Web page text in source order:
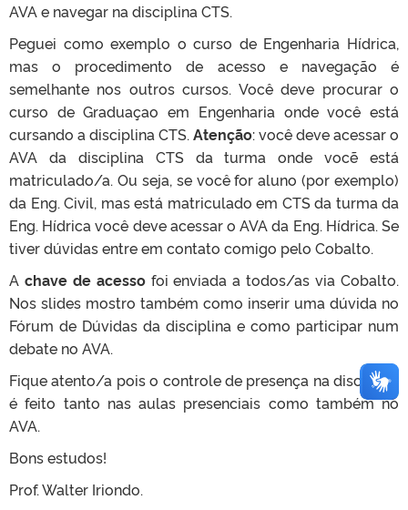
AVA e navegar na disciplina CTS.
Peguei como exemplo o curso de Engenharia Hídrica,
mas o procedimento de acesso e navegação é
semelhante nos outros cursos. Você deve procurar o
curso de Graduaçao em Engenharia onde você está
cursando a disciplina CTS.Atenção: você deve acessar o
AVA da disciplina CTS da turma onde vocẽ está
matriculado/a. Ou seja, se você for aluno (por exemplo)
da Eng. Civil, mas está matriculado em CTS da turma da
Eng. Hídrica você deve acessar o AVA da Eng. Hídrica. Se
tiver dúvidas entre em contato comigo pelo Cobalto.
A chave de acessofoi enviada a todos/as via Cobalto.
Nos slides mostro também como inserir uma dúvida no
Fórum de Dúvidas da disciplina e como participar num
debate no AVA.
Fique atento/a pois o controle de presença na disciplina
é feito tanto nas aulas presenciais como também no
AVA.
Bons estudos!
Prof. Walter Iriondo.